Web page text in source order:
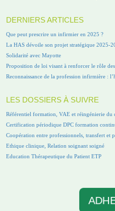
DERNIERS ARTICLES
Que peut prescrire un infirmier en 2025 ?
La HAS dévoile son projet stratégique 2025-
Solidarité avec Mayotte
Proposition de loi visant à renforcer le rôle
Reconnaissance de la profession infirmière :
LES DOSSIERS À SUIVRE
Référentiel formation, VAE et réingénierie du
Certification périodique DPC formation
Coopération entre professionnels, transfert et
Ethique clinique, Relation soignant soigné
Education Thérapeutique du Patient ETP